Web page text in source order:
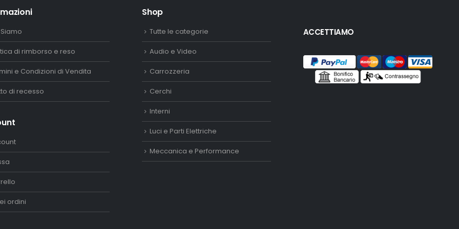
di rimborso e reso
e Condizioni di Vendita
di recesso
ordini
Shop
Tutte le categorie
Audio e Video
Carrozzeria
Cerchi
Interni
Luci e Parti Elettriche
Meccanica e Performance
ACCETTIAMO